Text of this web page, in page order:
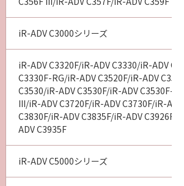
iR-ADV C3000シリーズ
iR-ADV C3320F/iR-ADV C3330/iR-ADV
C3330F-RG/iR-ADV C3520F/iR-ADV
C3530/iR-ADV C3530F/iR-ADV C3530F-
III/iR-ADV C3720F/iR-ADV C3730F/iR-
C3830F/iR-ADV C3835F/iR-ADV C3926F/
ADV C3935F
iR-ADV C5000シリーズ